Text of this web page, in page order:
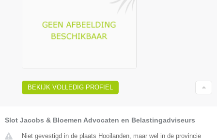
BEKIJK VOLLEDIG PROFIEL
Slot Jacobs & Bloemen Advocaten en Belastingadviseurs
Niet gevestigd in de plaats Hooilanden, maar wel in de provincie